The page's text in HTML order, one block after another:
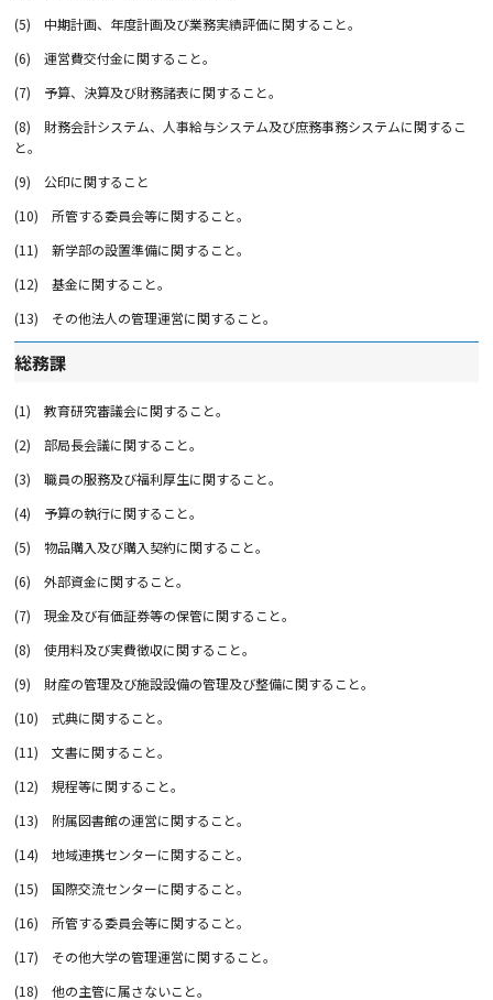
(5) 中期計画、年度計画及び業務実績評価に関すること。
(6) 運営費交付金に関すること。
(7) 予算、決算及び財務諸表に関すること。
(8) 財務会計システム、人事給与システム及び庶務事務システムに関するこ
と。
(9) 公印に関すること
(10) 所管する委員会等に関すること。
(11) 新学部の設置準備に関すること。
(12) 基金に関すること。
(13) その他法人の管理運営に関すること。
総務課
(1) 教育研究審議会に関すること。
(2) 部局長会議に関すること。
(3) 職員の服務及び福利厚生に関すること。
(4) 予算の執行に関すること。
(5) 物品購入及び購入契約に関すること。
(6) 外部資金に関すること。
(7) 現金及び有価証券等の保管に関すること。
(8) 使用料及び実費徴収に関すること。
(9) 財産の管理及び施設設備の管理及び整備に関すること。
(10) 式典に関すること。
(11) 文書に関すること。
(12) 規程等に関すること。
(13) 附属図書館の運営に関すること。
(14) 地域連携センターに関すること。
(15) 国際交流センターに関すること。
(16) 所管する委員会等に関すること。
(17) その他大学の管理運営に関すること。
(18) 他の主管に属さないこと。